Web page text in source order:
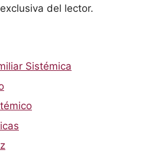
del lector.
Sistémica